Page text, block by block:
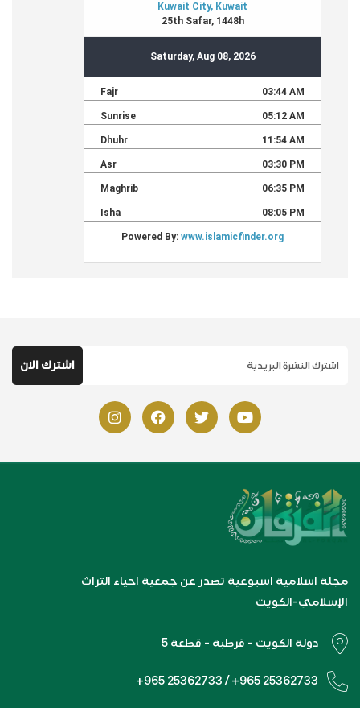
مجلة اسلامية اسبوعية تصدر عن جمعية احياء التراث
الإسلامي-الكويت
دولة الكويت - قرطبة - قطعة 5
+965 25362733 / +965 25362733